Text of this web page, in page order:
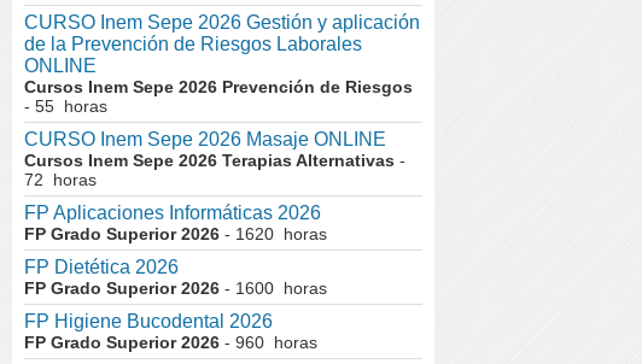
CURSO Inem Sepe 2026 Gestión y aplicación
de la Prevención de Riesgos Laborales
ONLINE
Cursos Inem Sepe 2026 Prevención de Riesgos
- 55 horas
CURSO Inem Sepe 2026 Masaje ONLINE
Cursos Inem Sepe 2026 Terapias Alternativas -
72 horas
FP Aplicaciones Informáticas 2026
FP Grado Superior 2026 - 1620 horas
FP Dietética 2026
FP Grado Superior 2026 - 1600 horas
FP Higiene Bucodental 2026
FP Grado Superior 2026 - 960 horas